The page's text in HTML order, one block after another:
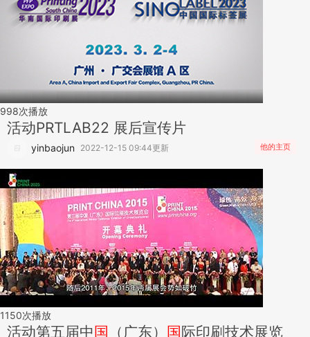
998次播放
活动PRTLAB22 展后宣传片
yinbaojun 2022-12-15 09:44更新 他的主页
1150次播放
活动第五届中国 （广东） 国际印刷技术展览